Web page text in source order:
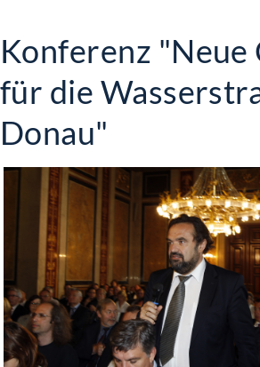
Konferenz "Neue
für die
Donau"